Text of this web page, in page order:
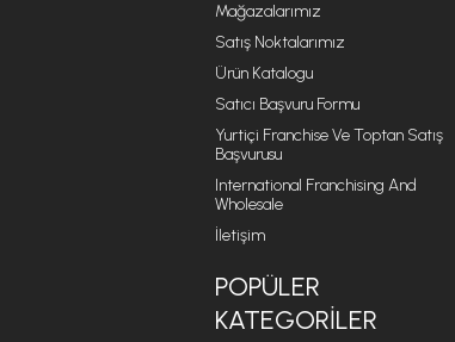
Mağazalarımız
Satış Noktalarımız
Ürün Katalogu
Satıcı Başvuru Formu
Yurtiçi Franchise Ve Toptan Satış
Başvurusu
International Franchising And
Wholesale
İletişim
POPÜLER
KATEGORILER